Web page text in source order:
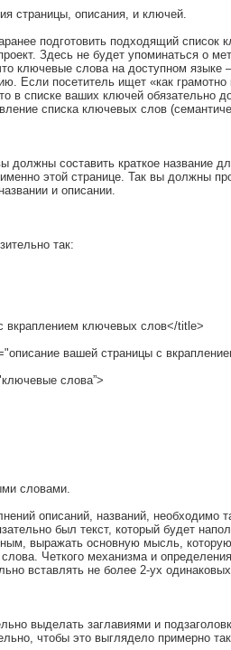
страницы, описания, и ключей.
подготовить подходящий список
Здесь не будет упоминаться о
ключевые слова на доступном языке
Если посетитель ищет «как
в списке ваших ключей обязательно
списка ключевых слов
должны составить краткое название
этой странице. Так вы должны
и описании.
так:
вкраплением ключевых слов</title>
вашей страницы с
слова”>
словами.
описаний, названий, необходимо
был текст, который будет
выражать основную мысль,
Четкого механизма и
вставлять не более 2-ух
выделать заглавиями и
чтобы это выглядело примерно